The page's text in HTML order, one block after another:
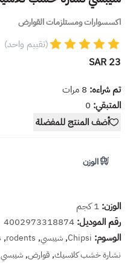
اكسسوارات ومستلزمات القوارض
(تقييم واحد)
23 SAR
تم شراءه: 8 مرات
المتبقي: 0
أضف المنتج للمفضلة
الوزن
الوزن: 1 كجم
رقم الموديل: 4002973318874
الوسوم: Chipsi
, شيبسي,
rodents
,
نشارة خشب كلاسيك, قوارض,